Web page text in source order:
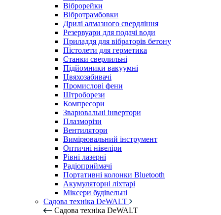
Віброрейки
Вібротрамбовки
Дрилі алмазного свердління
Резервуари для подачі води
Приладдя для вібраторів бетону
Пістолети для герметика
Станки сверлильні
Підйомники вакуумні
Цвяхозабивачі
Промислові фени
Штроборези
Компресори
Зварювальні інвертори
Плазморізи
Вентилятори
Вимірювальний інструмент
Оптичні нівеліри
Рівні лазерні
Радіоприймачі
Портативні колонки Bluetooth
Акумуляторні ліхтарі
Міксери будівельні
Садова техніка DeWALT
Садова техніка DeWALT